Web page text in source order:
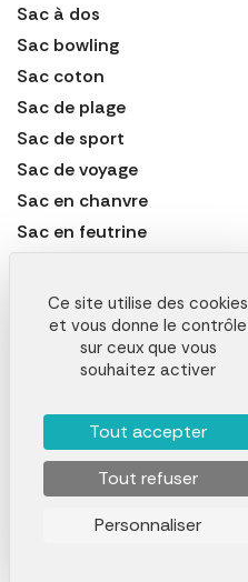
Sac à dos
Sac bowling
Sac coton
Sac de plage
Sac de sport
Sac de voyage
Sac en chanvre
Sac en feutrine
Sac en polypropylène
Sac en toile de jute
Sac étanche
Sac marin
Sac non tissé
Sac pelliculé
Ce site utilise des cookies
et vous donne le contrôle
sur ceux que vous
souhaitez activer
Tout accepter
Tout refuser
Personnaliser